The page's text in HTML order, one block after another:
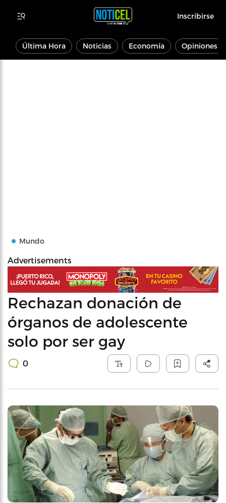
Inscribirse
Última Hora Noticias Economía Opiniones
Mundo
Advertisements
Rechazan donación de
órganos de adolescente
solo por ser gay
0